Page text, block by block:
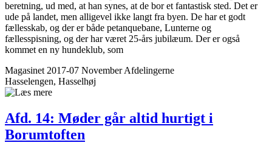
beretning, ud med, at han synes, at de bor et fantastisk sted. Det er
ude på landet, men alligevel ikke langt fra byen. De har et godt
fællesskab, og der er både petanquebane, Lunterne og
fællesspisning, og der har været 25-års jubilæum. Der er også
kommet en ny hundeklub, som
Magasinet 2017-07 November Afdelingerne
Hasselengen, Hasselhøj
Afd. 14: Møder går altid hurtigt i
Borumtoften